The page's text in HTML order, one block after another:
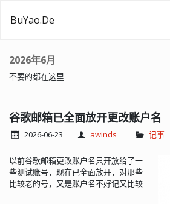
BuYao.De
2026年6月
不要的都在这里
谷歌邮箱已全面放开更改账户名
2026-06-23 awinds 记事
以前谷歌邮箱更改账户名只开放给了一
些测试账号，现在已全面放开，对那些
比较老的号，又是账户名不好记又比较